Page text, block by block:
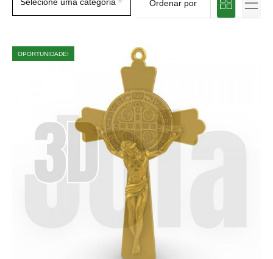
OPORTUNIDADE!